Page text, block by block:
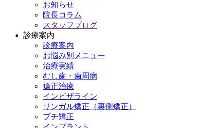
お知らせ
院長コラム
スタッフブログ
診療案内
診療案内
お悩み別メニュー
治療実績
むし歯・歯周病
矯正治療
インビザライン
リンガル矯正（裏側矯正）
プチ矯正